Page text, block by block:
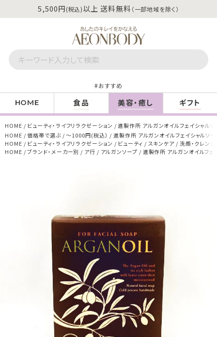
5,500円(税込)以上 送料無料 （一部地域を除く）
おすすめ
HOME 食品 美容・癒し ギフト
HOME ビューティ・ライフリラクゼーション
進製作所 アルガンオイルフェイシャル
HOME
価格帯で選ぶ ～1000円(税込）
進製作所 アルガンオイルフェイシャルソ
HOME
ビューティ・ライフリラクゼーション ビューティ スキンケア
洗顔・クレン
HOME
ブランド・メーカー別 ア行 アルガンソープ 進製作所 アルガンオイルフェ